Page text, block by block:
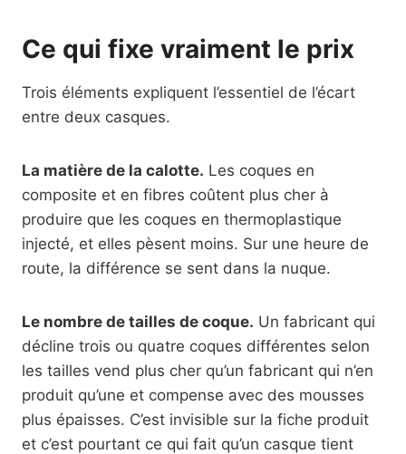
Ce qui fixe vraiment le prix
Trois éléments expliquent l’essentiel de l’écart
entre deux casques.
La matière de la calotte. Les coques en
composite et en fibres coûtent plus cher à
produire que les coques en thermoplastique
injecté, et elles pèsent moins. Sur une heure de
route, la différence se sent dans la nuque.
Le nombre de tailles de coque. Un fabricant qui
décline trois ou quatre coques différentes selon
les tailles vend plus cher qu’un fabricant qui n’en
produit qu’une et compense avec des mousses
plus épaisses. C’est invisible sur la fiche produit
et c’est pourtant ce qui fait qu’un casque tient